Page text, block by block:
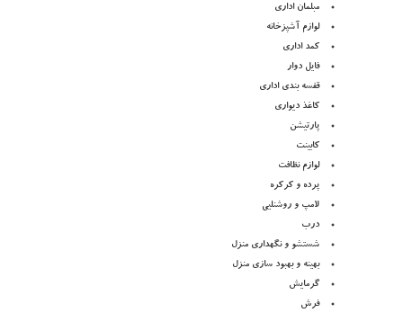
مبلمان اداری
لوازم آشپزخانه
کمد اداری
فایل دوار
قفسه بندی اداری
کاغذ دیواری
پارتیشن
کابینت
لوازم نظافت
پرده و کرکره
لامپ و روشنلیی
درب
شستشو و نگهداری منزل
بهینه و بهبود سازی منزل
گرمایش
فرش